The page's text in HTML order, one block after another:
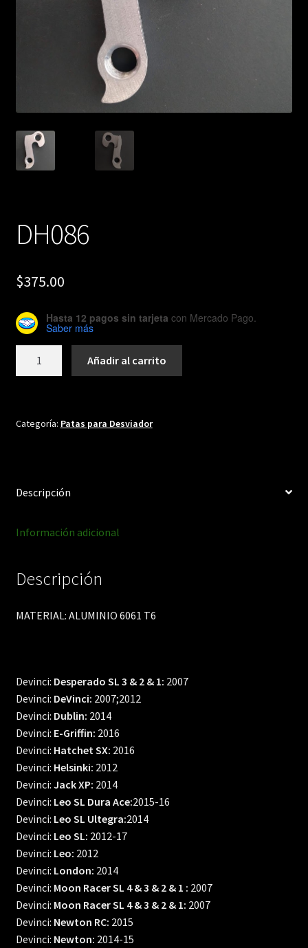
DH086
$375.00
Hasta 12 pagos sin tarjeta con Mercado Pago.
Saber más
Añadir al carrito
Categoría: Patas para Desviador
Descripción
Información adicional
Descripción
MATERIAL: ALUMINIO 6061 T6
Devinci: Desperado SL 3 & 2 & 1: 2007
Devinci: DeVinci: 2007;2012
Devinci: Dublin: 2014
Devinci: E-Griffin: 2016
Devinci: Hatchet SX: 2016
Devinci: Helsinki: 2012
Devinci: Jack XP: 2014
Devinci: Leo SL Dura Ace:2015-16
Devinci: Leo SL Ultegra:2014
Devinci: Leo SL: 2012-17
Devinci: Leo: 2012
Devinci: London: 2014
Devinci: Moon Racer SL 4 & 3 & 2 & 1 : 2007
Devinci: Moon Racer SL 4 & 3 & 2 & 1: 2007
Devinci: Newton RC: 2015
Devinci: Newton: 2014-15